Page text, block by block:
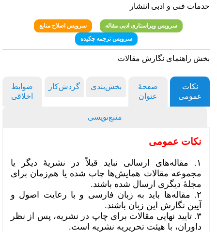
خدمات فنی و ادبی انتشار
سرویس ویراستاری ادبی مقاله
سرویس اصلاح منابع
سرویس ترجمه چکیده
بخش راهنمای نگارش مقالات
نکات
عمومی
صفحۀ
عنوان
بخش‌بندی گردش‌کار
ضوابط
اخلاقی
منبع‌نویسی
نکات عمومی
۱. مقاله‌های ارسالی نباید قبلاً در نشریۀ دیگر یا
مجموعه مقالات همایش‌ها چاپ شده یا هم‌زمان برای
مجلۀ دیگری ارسال شده باشند.
۲. مقاله‌ها باید به زبان فارسی و با رعایت اصول و
آیین نگارش این زبان باشند.
۳. تایید نهایی مقالات برای چاپ در نشریه، پس از نظر
داوران، با هیئت تحریریه نشریه است.